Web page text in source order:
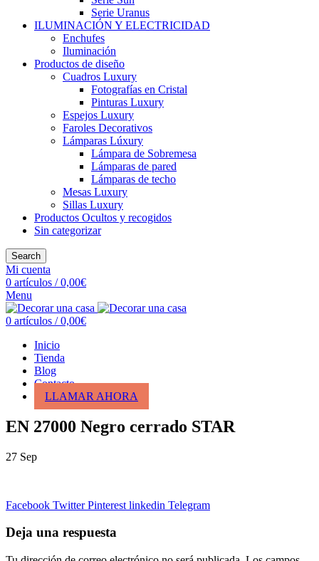
Serie Uranus
ILUMINACIÓN Y ELECTRICIDAD
Enchufes
Iluminación
Productos de diseño
Cuadros Luxury
Fotografías en Cristal
Pinturas Luxury
Espejos Luxury
Faroles Decorativos
Lámparas Lúxury
Lámpara de Sobremesa
Lámparas de pared
Lámparas de techo
Mesas Luxury
Sillas Luxury
Productos Ocultos y recogidos
Sin categorizar
Search
Mi cuenta
0 artículos / 0,00€
Menu
0 artículos / 0,00€
Inicio
Tienda
Blog
Contacto
LLAMAR AHORA
EN 27000 Negro cerrado STAR
27 Sep
Facebook Twitter Pinterest linkedin Telegram
Deja una respuesta